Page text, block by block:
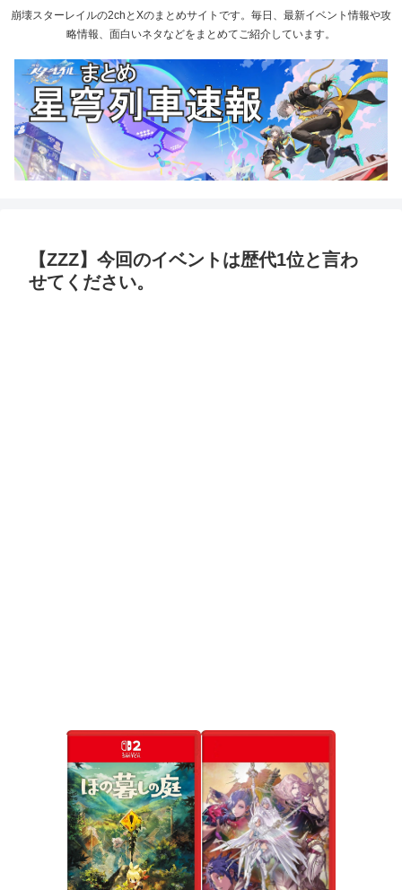
崩壊スターレイルの2chとXのまとめサイトです。毎日、最新イベント情報や攻
略情報、面白いネタなどをまとめてご紹介しています。
【ZZZ】今回のイベントは歴代1位と言わ
せてください。